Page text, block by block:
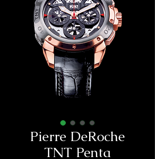
Pierre DeRoche
TNT Penta